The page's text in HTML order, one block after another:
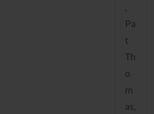
,
Pa
t
Th
o
m
as,